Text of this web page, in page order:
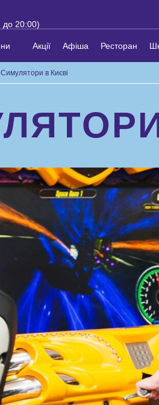
20:00)
Акції Афіша Ресторан
Симулятори в Києві